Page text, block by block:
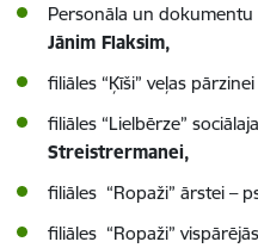
Personāla un
Jānim Flaksim,
filiāles “Ķīši” veļas pārzinei
filiāles “Lielbērze”
Streistrermanei,
filiāles “Ropaži” ārstei –
filiāles “Ropaži”